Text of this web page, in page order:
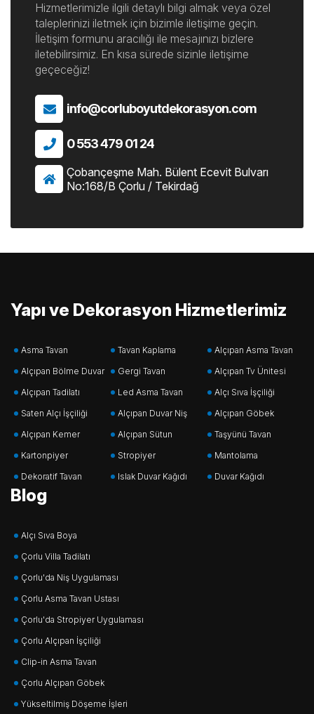
Hizmetlerimizle ilgili detaylı bilgi almak veya özel
taleplerinizi iletmek için bizimle iletişime geçin.
İletişim formunu aracılığı ile mesajınızı bizlere
iletebilirsimiz. En kısa sürede sizinle iletişime
geçeceğiz!
info@corluboyutdekorasyon.com
0 553 479 01 24
Çobançeşme Mah. Bülent Ecevit Bulvarı
No:168/B Çorlu / Tekirdağ
Yapı ve Dekorasyon Hizmetlerimiz
Asma Tavan Tavan Kaplama
Alçıpan Asma Tavan
Alçıpan Bölme Duvar
Gergi Tavan
Alçıpan Tv Ünitesi
Alçıpan Tadilatı
Led Asma Tavan
Alçı Sıva İşçiliği
Saten Alçı İşçiliği
Alçıpan Duvar Niş
Alçıpan Göbek
Alçıpan Kemer
Alçıpan Sütun
Taşyünü Tavan
Kartonpiyer
Stropiyer
Mantolama
Dekoratif Tavan
Islak Duvar Kağıdı Duvar Kağıdı
Blog
Alçı Sıva Boya
Çorlu Villa Tadilatı
Çorlu'da Niş Uygulaması
Çorlu Asma Tavan Ustası
Çorlu'da Stropiyer Uygulaması
Çorlu Alçıpan İşçiliği
Clip-in Asma Tavan
Çorlu Alçıpan Göbek
Yükseltilmiş Döşeme İşleri